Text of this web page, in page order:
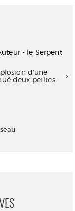
- le Serpent
d'une
deux petites